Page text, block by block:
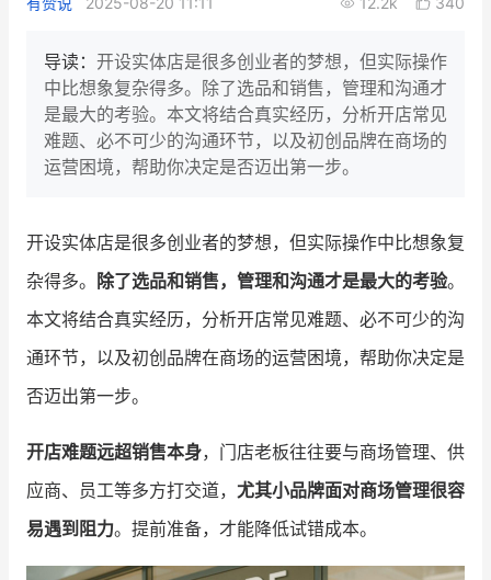
增长产品指南
智库 产品场景库
行业洞察
品牌消费观 行业报告
培训课程
私域课程 新零售内参
增长俱乐部
导读： 开设实体店是很多创业者的梦想，但实际操作
中比想象复杂得多。除了选品和销售，管理和沟通才
是最大的考验。本文将结合真实经历，分析开店常见
难题、必不可少的沟通环节，以及初创品牌在商场的
运营困境，帮助你决定是否迈出第一步。
开设实体店是很多创业者的梦想，但实际操作中比想象复
杂得多。
除了选品和销售，管理和沟通才是最大的考验。
本文将结合真实经历，分析开店常见难题、必不可少的沟
通环节，以及初创品牌在商场的运营困境，帮助你决定是
否迈出第一步。
开店难题远超销售本身，门店老板往往要与商场管理、供
应商、员工等多方打交道， 尤其小品牌面对商场管理很容
易遇到阻力。提前准备，才能降低试错成本。